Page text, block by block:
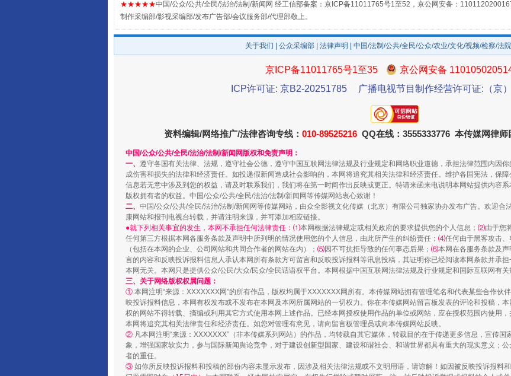
全民健身五年计划来了！等你上场 事关残疾人未来5年
阿坝州三大球赛在茂县开幕 规模最大的光氢储一体化项目
★★★★★中国/公众/公共/全民/法治/法制/新闻网 经工信部备案：京ICP备11011765号1至52，京公网安备：
制作采编部/影视采编部/发布广告部/会议服务部/代理部敬上。
关于我们 公众采编部 法律声明 | 中国/法制/公共/全民/公众/农业/文化/视频/检察/法
京ICP备11011765号1至35
京公网安备
ICP许可证: 京B2-20251785
广播电视节目制作经营许可证:（京
资料编辑/网络推广/法律咨询专线： 010-89525216 QQ在线：3555333776 本传媒网律师
中国/公众/公共/全民/法治/法制/新闻网版权和免责声明：
一、 遵守各国有关法律、法规，遵守社会公德，遵守中国互联网法律法规及行业规定和网络职业道德，承担法律范围内因
成伤害和损失的法律和经济责任。如投递假新闻造成社会影响的，本网将追究其相关法律和经济责任。维护各国宪法，保
信息若无意中涉及到您的权益，请及时联系我们，我们将在第一时间作出反映或更正。特请来函来电说明本网站提供内容
版权拥有者的权益。中国/公众/公共/全民/法治/法制/新闻网等传媒网站衷心致谢！
二、 中国/公众/公共/全民/法治/法制/新闻网等传媒网站，由众全影视文化传媒（北京）有限公司独家协办发布广告。欢迎合
康网站和报刊电视台转载，并请注明来源，并可添加相应链接。
●就下列相关事宜的发生，本网不承担任何法律责任：⑴本网根据法律规定或相关政府的要求提供您的个人信息； ⑵由于您
任何第三方根据本网各服务条款及声明中所列明的情况使用您的个人信息，由此所产生的纠纷责任； ⑷任何由于黑客攻击
（包括在本网的企业、公司网站和共同合作者的网站在内）； ⑸因不可抗拒导致的任何事态后果； ⑹本网在各服务条款及声
言的内容和反映投诉报料信息人承认本网所有条款方可留言和反映投诉报料等讯息投稿，其证明你已经阅读本网条款并承
本网无关。本网只是提供公众/公民/大众/民众/全民话语权平台。本网根据中国互联网法律法规及行业规定和国际互联网有关
三、关于网络版权权属问题：
① 本网注明“来源：XXXXXXX网”的所有作品，版权均属于XXXXXXX网所有。本传媒网站拥有管理笔名和代表某些合作伙
映投诉报料信息，本网有权发布或不发布在本网及本网所属网站的一切权力。你在本传媒网站留言板发表的评论和投稿，
权的网站不得转载、摘编或利用其它方式使用本网上述作品。已经本网授权使用作品的单位或网站，应在授权范围内使用，
本网将追究其相关法律责任和经济责任。如您对管理有意见，请向留言板管理员或向本传媒网站反映。
② 凡本网注明“来源：XXXXXXX”（非本传媒系列网站）的作品，均转载自其它媒体，转载目的在于传递更多信息，宣传
象，增强国家软实力，参与国际新闻舆论竞争，对于建设创新型国家、建设和谐社会、和谐世界都具有重大的现实意义；
者的重任。
③ 如你所反映投诉报料和投稿的部份内容未显示发布，因涉及相关法律法规或不文明用语，请谅解！如因被反映投诉报料